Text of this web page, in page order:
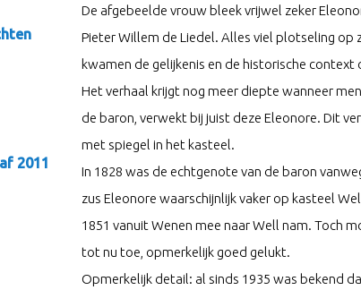
2011
De afgebeelde vrouw bleek vrijwel zeker
Pieter Willem de Liedel. Alles viel plotseling op
kwamen de gelijkenis en de historische
Het verhaal krijgt nog meer diepte wanneer
de baron, verwekt bij juist deze Eleonore. Dit
met spiegel in het kasteel.
In 1828 was de echtgenote van de baron
zus Eleonore waarschijnlijk vaker op kasteel
1851 vanuit Wenen mee naar Well nam. Toch
tot nu toe, opmerkelijk goed gelukt.
Opmerkelijk detail: al sinds 1935 was bekend